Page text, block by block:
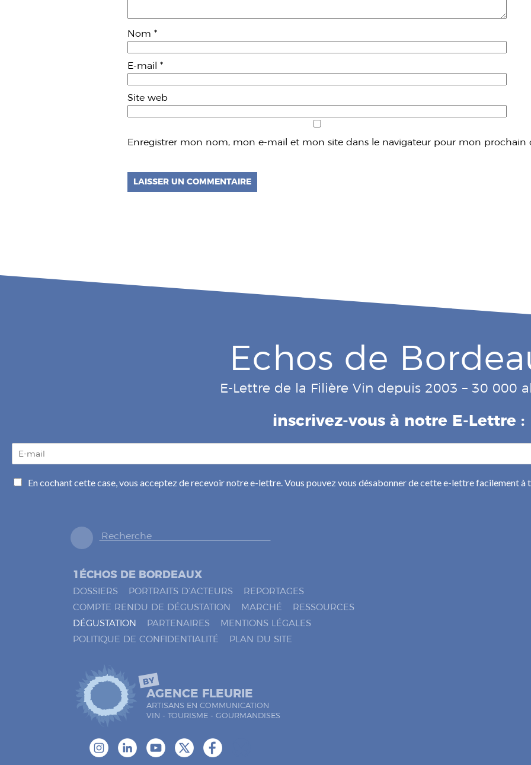
Nom*
E-mail*
Site web
Enregistrer mon nom, mon e-mail et mon site dans le navigateur pour mon prochain
Echos de
E-Lettre de la Filière Vin depuis 2003 – 30 000
inscrivez-vous à notre E-Lettre :
a
C
En cochant cette case, vous acceptez de recevoir notre e-lettre. Vous pouvez vous désabonner de cette e-lettre facilement à
1ÉCHOS DE BORDEAUX
DOSSIERS PORTRAITS D’ACTEURS
REPORTAGES
COMPTE RENDU DE DÉGUSTATION
MARCHÉ
RESSOURCES
DÉGUSTATION
PARTENAIRES
MENTIONS LÉGALES
POLITIQUE DE CONFIDENTIALITÉ
PLAN DU SITE
BY
AGENCE FLEURIE
ARTISANS EN COMMUNICATION
VIN - TOURISME - GOURMANDISES